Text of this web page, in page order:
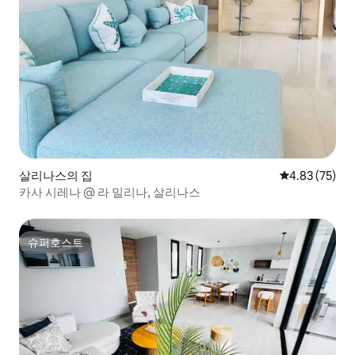
살리나스의 집 평점 4.83점(5
4.83 (75)
카사 시레나 @ 라 밀리나, 살리나스
슈퍼호스트
슈퍼호스트